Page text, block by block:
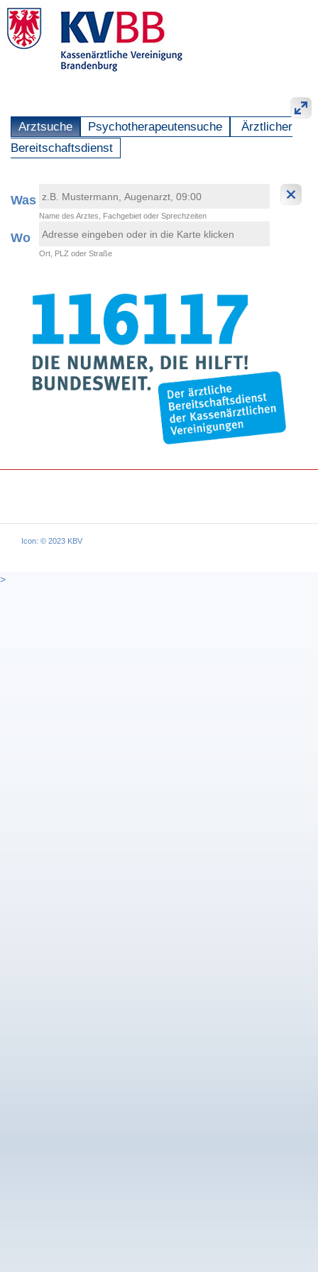
Arztsuche Psychotherapeutensuche
Ärztlicher
Bereitschaftsdienst
Was
Name des Arztes, Fachgebiet oder Sprechzeiten
Wo
Ort, PLZ oder Straße
Icon: © 2023 KBV
>